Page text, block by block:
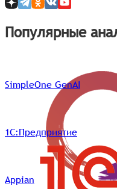
Популярные
SimpleOne GenAI
1С:Предприятие
Appian